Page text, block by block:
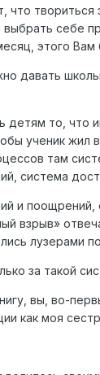
что твориться
себе
этого
давать
детям то, что
ученик жил
там
система
и
взрыв»
лузерами
за такой
вы, во-
как моя